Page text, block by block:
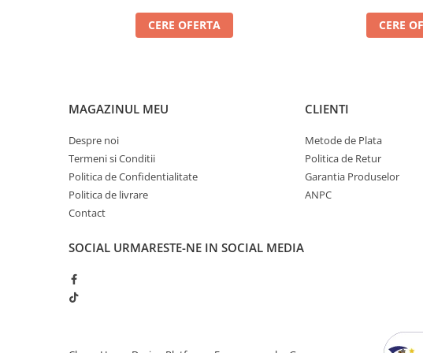
CERE OFERTA CERE
MAGAZINUL MEU
Despre noi
Termeni si Conditii
Politica de Confidentialitate
Politica de livrare
Contact
CLIENTI
Metode de Plata
Politica de Retur
Garantia Produselor
ANPC
SOCIAL URMARESTE-NE IN SOCIAL MEDIA